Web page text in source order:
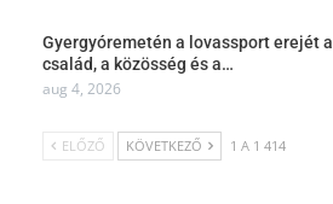
Gyergyóremetén a lovassport erejét a
család, a közösség és a…
aug 4, 2026
ELŐZŐ KÖVETKEZŐ 1 A 1 414